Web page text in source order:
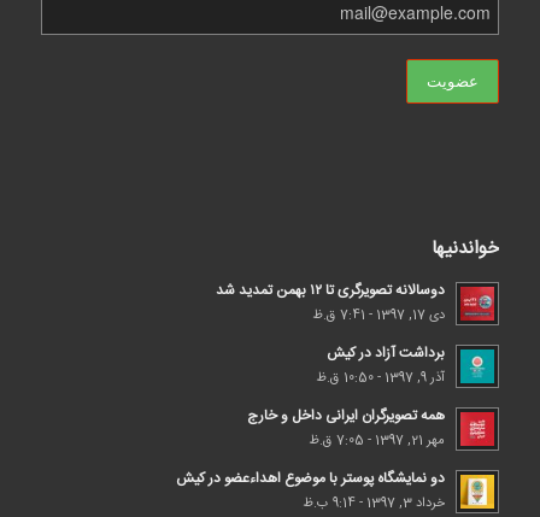
خواندنیها
دوسالانه تصویرگری تا ۱۲ بهمن تمدید شد
دی 17, 1397 - 7:41 ق.ظ
برداشت آزاد در کیش
آذر 9, 1397 - 10:50 ق.ظ
همه تصویرگران ایرانی داخل و خارج
مهر 21, 1397 - 7:05 ق.ظ
دو نمایشگاه پوستر با موضوع اهداء‌عضو در کیش
خرداد 3, 1397 - 9:14 ب.ظ